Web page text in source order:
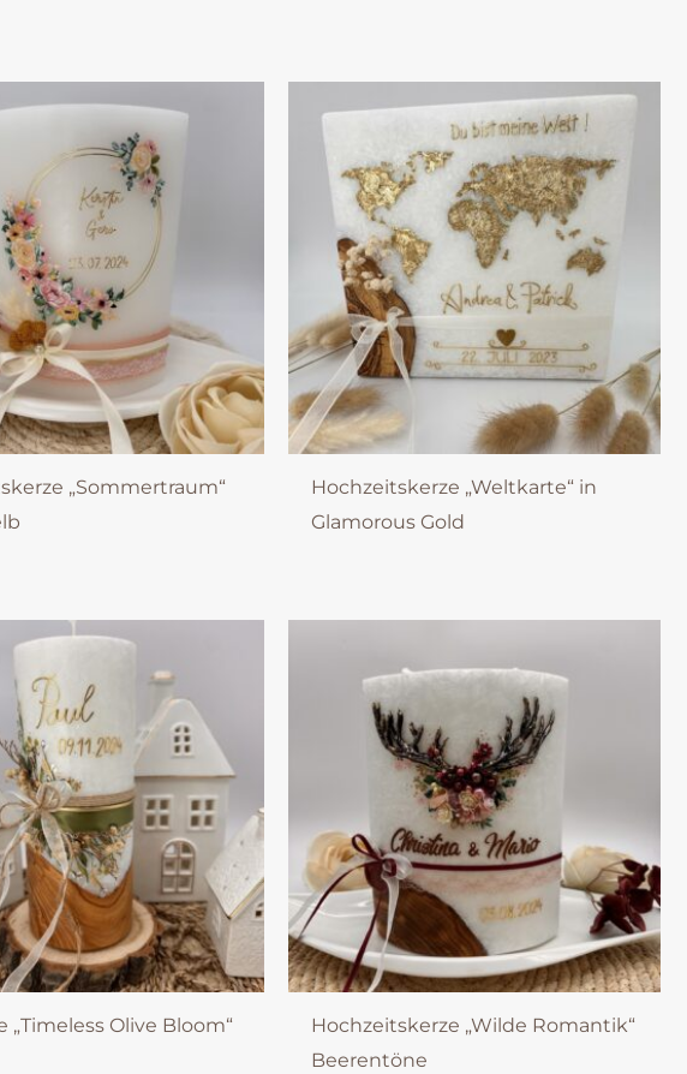
„Sommertraum“
Hochzeitskerze „Weltkarte“ in
Glamorous Gold
„Timeless Olive Bloom“
Hochzeitskerze „Wilde Romantik“
Beerentöne